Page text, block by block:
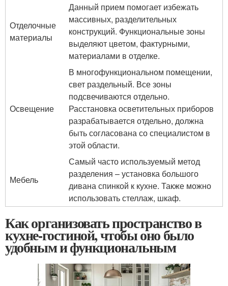
Отделочные
материалы
Данный прием помогает избежать
массивных, разделительных
конструкций. Функциональные зоны
выделяют цветом, фактурными,
материалами в отделке.
Освещение
В многофункциональном помещении,
свет раздельный. Все зоны
подсвечиваются отдельно.
Расстановка осветительных приборов
разрабатывается отдельно, должна
быть согласована со специалистом в
этой области.
Мебель
Самый часто используемый метод
разделения – установка большого
дивана спинкой к кухне. Также можно
использовать стеллаж, шкаф.
Как организовать пространство в
кухне-гостиной, чтобы оно было
удобным и функциональным